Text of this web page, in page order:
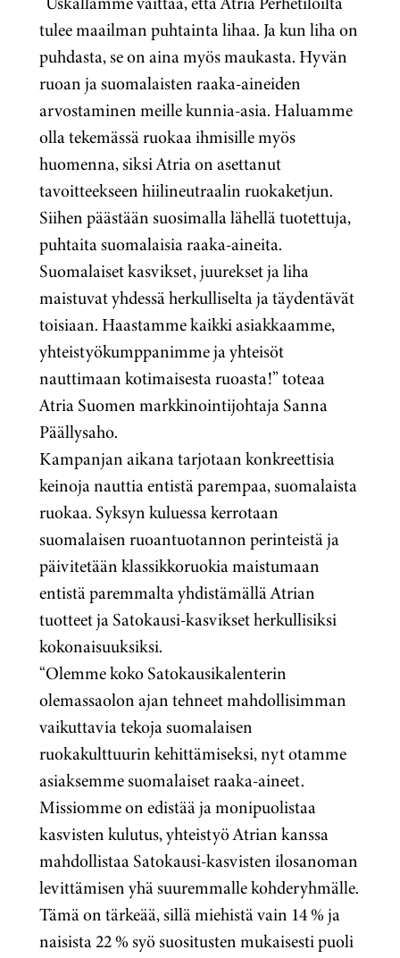
tulee maailman puhtainta lihaa. Ja kun liha on
puhdasta, se on aina myös maukasta. Hyvän
ruoan ja suomalaisten raaka-aineiden
arvostaminen meille kunnia-asia. Haluamme
olla tekemässä ruokaa ihmisille myös
huomenna, siksi Atria on asettanut
tavoitteekseen hiilineutraalin ruokaketjun.
Siihen päästään suosimalla lähellä tuotettuja,
puhtaita suomalaisia raaka-aineita.
Suomalaiset kasvikset, juurekset ja liha
maistuvat yhdessä herkulliselta ja täydentävät
toisiaan. Haastamme kaikki asiakkaamme,
yhteistyökumppanimme ja yhteisöt
nauttimaan kotimaisesta ruoasta!” toteaa
Atria Suomen markkinointijohtaja Sanna
Päällysaho.
Kampanjan aikana tarjotaan konkreettisia
keinoja nauttia entistä parempaa, suomalaista
ruokaa. Syksyn kuluessa kerrotaan
suomalaisen ruoantuotannon perinteistä ja
päivitetään klassikkoruokia maistumaan
entistä paremmalta yhdistämällä Atrian
tuotteet ja Satokausi-kasvikset herkullisiksi
kokonaisuuksiksi.
“Olemme koko Satokausikalenterin
olemassaolon ajan tehneet mahdollisimman
vaikuttavia tekoja suomalaisen
ruokakulttuurin kehittämiseksi, nyt otamme
asiaksemme suomalaiset raaka-aineet.
Missiomme on edistää ja monipuolistaa
kasvisten kulutus, yhteistyö Atrian kanssa
mahdollistaa Satokausi-kasvisten ilosanoman
levittämisen yhä suuremmalle kohderyhmälle.
Tämä on tärkeää, sillä miehistä vain 14 % ja
naisista 22 % syö suositusten mukaisesti puoli